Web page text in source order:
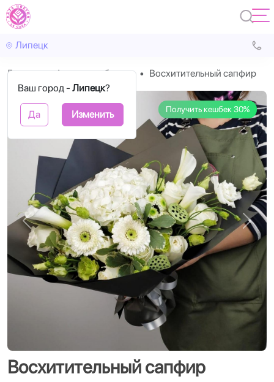
Липецк
Ваш город - Липецк?
Да Изменить
Главная Авторские букеты Восхитительный сапфир
Получить кешбек 30%
Назад
Восхитительный сапфир